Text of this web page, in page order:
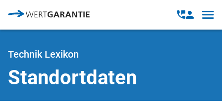
Open
modal
Open
Technik Lexikon
Standortdaten